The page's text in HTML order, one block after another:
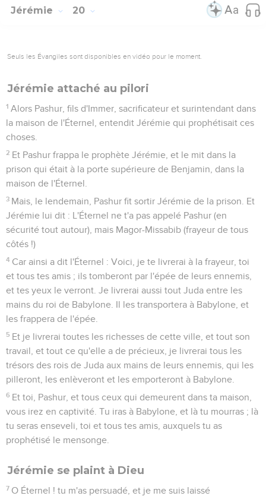
Jérémie 20
Seuls les Évangiles sont disponibles en vidéo pour le moment.
Jérémie attaché au pilori
1 Alors Pashur, fils d'Immer, sacrificateur et surintendant dans
la maison de l'Éternel, entendit Jérémie qui prophétisait ces
choses.
2 Et Pashur frappa le prophète Jérémie, et le mit dans la
prison qui était à la porte supérieure de Benjamin, dans la
maison de l'Éternel.
3 Mais, le lendemain, Pashur fit sortir Jérémie de la prison. Et
Jérémie lui dit : L'Éternel ne t'a pas appelé Pashur (en
sécurité tout autour), mais Magor-Missabib (frayeur de tous
côtés !)
4 Car ainsi a dit l'Éternel : Voici, je te livrerai à la frayeur, toi
et tous tes amis ; ils tomberont par l'épée de leurs ennemis,
et tes yeux le verront. Je livrerai aussi tout Juda entre les
mains du roi de Babylone. Il les transportera à Babylone, et
les frappera de l'épée.
5 Et je livrerai toutes les richesses de cette ville, et tout son
travail, et tout ce qu'elle a de précieux, je livrerai tous les
trésors des rois de Juda aux mains de leurs ennemis, qui les
pilleront, les enlèveront et les emporteront à Babylone.
6 Et toi, Pashur, et tous ceux qui demeurent dans ta maison,
vous irez en captivité. Tu iras à Babylone, et là tu mourras ; là
tu seras enseveli, toi et tous tes amis, auxquels tu as
prophétisé le mensonge.
Jérémie se plaint à Dieu
7 O Éternel ! tu m'as persuadé, et je me suis laissé